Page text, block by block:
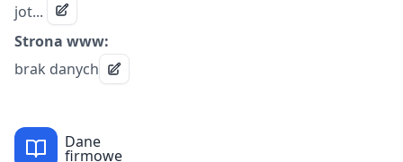
jot...
Strona www:
brak danych
Dane
firmowe